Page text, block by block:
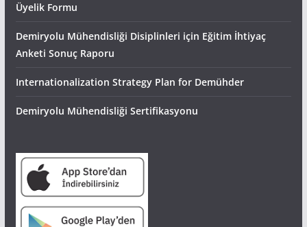
Üyelik Formu
Demiryolu Mühendisliği Disiplinleri için Eğitim İhtiyaç
Anketi Sonuç Raporu
Internationalization Strategy Plan for Demühder
Demiryolu Mühendisliği Sertifikasyonu